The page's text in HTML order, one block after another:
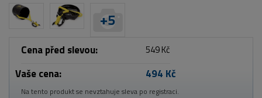
+5
Cena před slevou: 549 Kč
Vaše cena: 494 Kč
Na tento produkt se nevztahuje sleva po registraci.